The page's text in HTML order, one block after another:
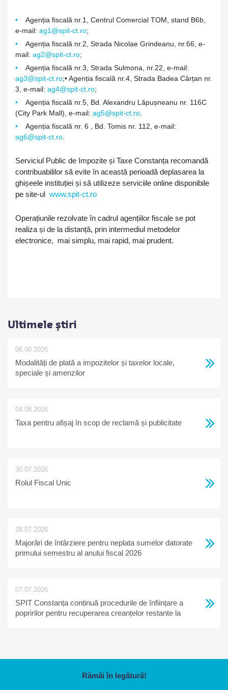
Agenția fiscală nr.1, Centrul Comercial TOM, stand B6b,
e-mail: ag1@spit-ct.ro;
Agenția fiscală nr.2, Strada Nicolae Grindeanu, nr.66, e-
mail: ag2@spit-ct.ro;
Agenția fiscală nr.3, Strada Sulmona, nr.22, e-mail:
ag3@spit-ct.ro;• Agenția fiscală nr.4, Strada Badea Cârțan nr.
3, e-mail: ag4@spit-ct.ro;
Agenția fiscală nr.5, Bd. Alexandru Lăpușneanu nr. 116C
(City Park Mall), e-mail: ag5@spit-ct.ro
Agenția fiscală nr. 6 , Bd. Tomis nr. 112, e-mail:
ag6@spit-ct.ro
Serviciul Public de Impozite și Taxe Constanța recomandă
contribuabililor să evite în această perioadă deplasarea la
ghișeele instituției și să utilizeze serviciile online disponibile
pe site-ul www.spit-ct.ro
Operațiunile rezolvate în cadrul agențiilor fiscale se pot
realiza și de la distanță, prin intermediul metodelor
electronice, mai simplu, mai rapid, mai prudent.
Ultimele știri
06.08.2026
Modalități de plată a impozitelor și taxelor locale,
speciale și amenzilor
04.08.2026
Taxa pentru afișaj în scop de reclamă și publicitate
30.07.2026
Rolul Fiscal Unic
28.07.2026
Majorări de întârziere pentru neplata sumelor datorate
primului semestru al anului fiscal 2026
07.07.2026
SPIT Constanța continuă procedurile de înființare a
popririlor pentru recuperarea creanțelor restante la
Rămâi în legătură!